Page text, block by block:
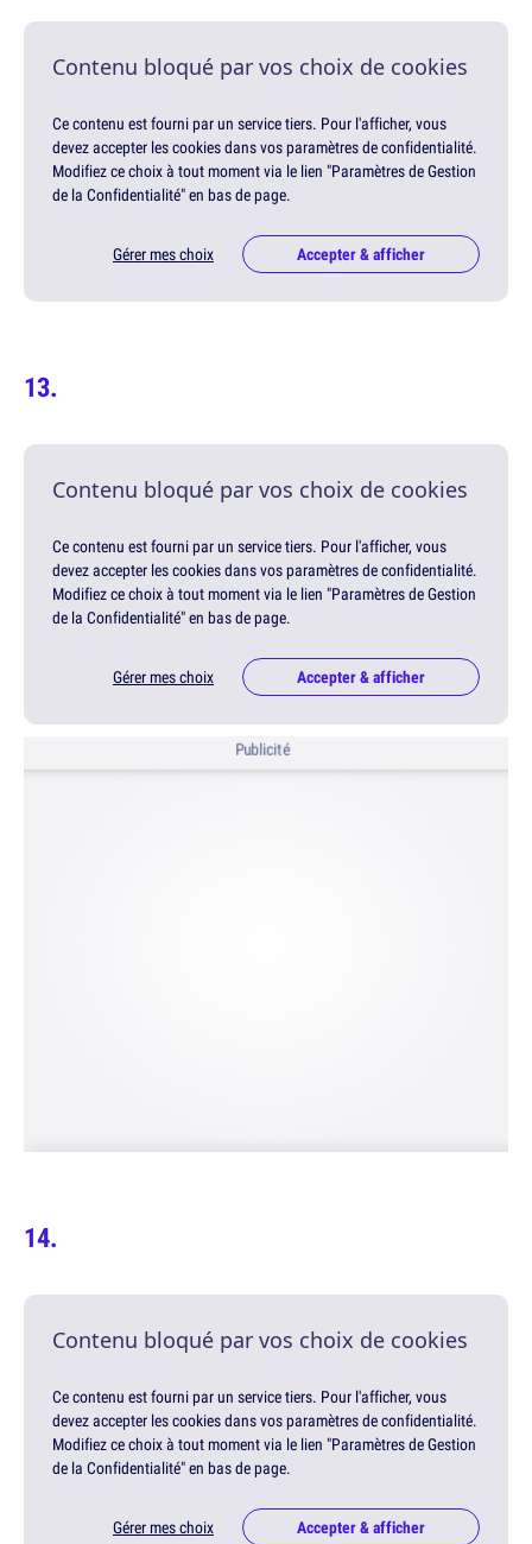
Contenu bloqué par vos choix de cookies
Ce contenu est fourni par un service tiers. Pour l'afficher, vous
devez accepter les cookies dans vos paramètres de confidentialité.
Modifiez ce choix à tout moment via le lien "Paramètres de Gestion
de la Confidentialité" en bas de page.
Gérer mes choix Accepter & afficher
Contenu bloqué par vos choix de cookies
Ce contenu est fourni par un service tiers. Pour l'afficher, vous
devez accepter les cookies dans vos paramètres de confidentialité.
Modifiez ce choix à tout moment via le lien "Paramètres de Gestion
de la Confidentialité" en bas de page.
Gérer mes choix Accepter & afficher
Publicité
Contenu bloqué par vos choix de cookies
Ce contenu est fourni par un service tiers. Pour l'afficher, vous
devez accepter les cookies dans vos paramètres de confidentialité.
Modifiez ce choix à tout moment via le lien "Paramètres de Gestion
de la Confidentialité" en bas de page.
Gérer mes choix Accepter & afficher